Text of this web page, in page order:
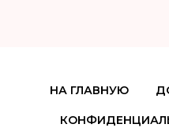
НА ГЛАВНУЮ